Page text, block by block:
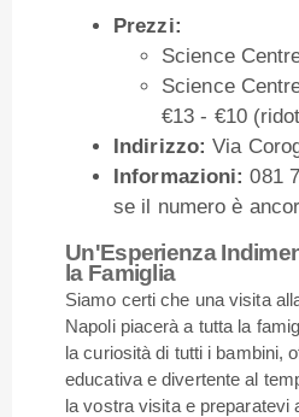
Prezzi:
Science
Science
€13 - €10
Indirizzo: Via
Informazioni: 081
se il numero è
Un'Esperienza
la Famiglia
Siamo certi che una visita
Napoli piacerà a tutta la
la curiosità di tutti i bambini,
educativa e divertente al
la vostra visita e preparatevi